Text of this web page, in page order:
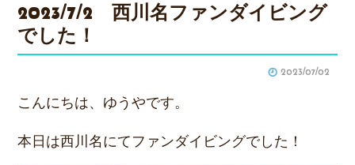
2023/7/2 西川名ファンダイビング
でした！
2023/07/02
こんにちは、ゆうやです。
本日は西川名にてファンダイビングでした！